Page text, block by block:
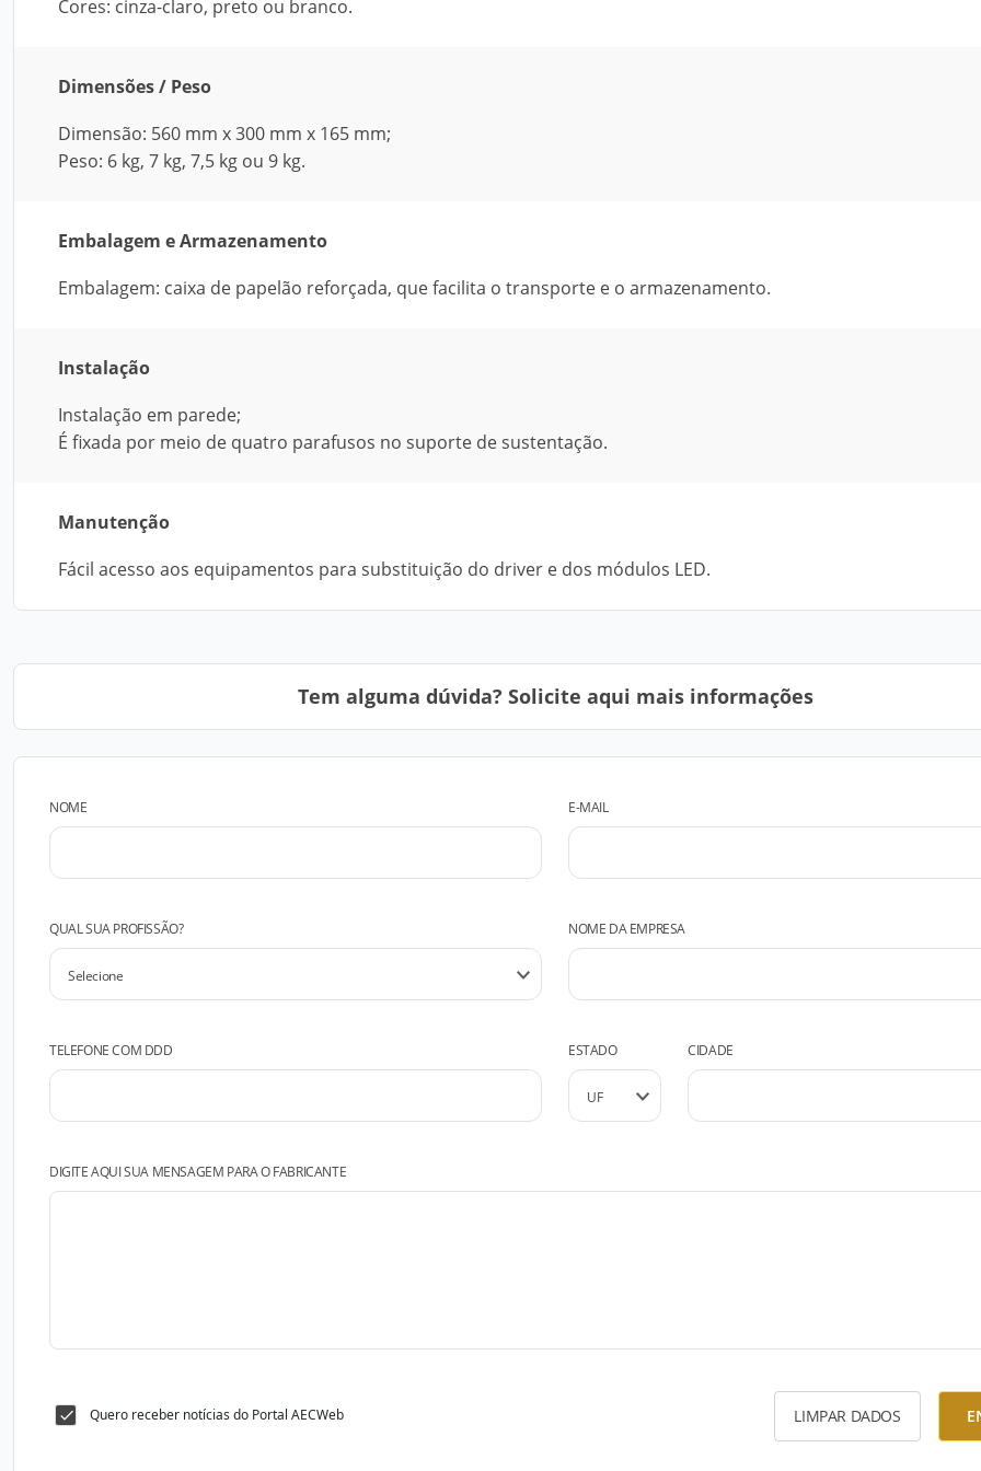
Cores: cinza-claro, preto ou branco.
Dimensões / Peso
Dimensão: 560 mm x 300 mm x 165 mm;
Peso: 6 kg, 7 kg, 7,5 kg ou 9 kg.
Embalagem e Armazenamento
Embalagem: caixa de papelão reforçada, que facilita o transporte e o armazenamento.
Instalação
Instalação em parede;
É fixada por meio de quatro parafusos no suporte de sustentação.
Manutenção
Fácil acesso aos equipamentos para substituição do driver e dos módulos LED.
Tem alguma dúvida? Solicite aqui mais informações
NOME E-MAIL
QUAL SUA PROFISSÃO? NOME DA EMPRESA
TELEFONE COM DDD ESTADO CIDADE
DIGITE AQUI SUA MENSAGEM PARA O FABRICANTE
Quero receber notícias do Portal AECWeb LIMPAR DADOS